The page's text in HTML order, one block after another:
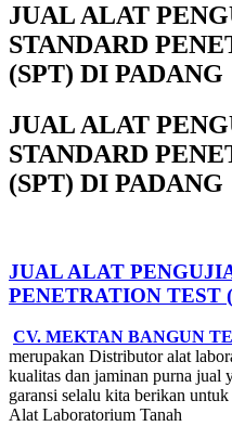
JUAL ALAT
STANDARD
(SPT) DI PADANG
JUAL ALAT
STANDARD
(SPT) DI PADANG
JUAL ALAT
PENETRATION TEST
CV. MEKTAN BANGUN
merupakan Distributor alat
kualitas dan jaminan purna jual
garansi selalu kita berikan
Alat Laboratorium Tanah